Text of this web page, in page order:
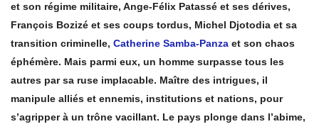
et son régime militaire, Ange-Félix Patassé et ses dérives,
François Bozizé et ses coups tordus, Michel Djotodia et sa
transition criminelle, Catherine Samba-Panza et son chaos
éphémère. Mais parmi eux, un homme surpasse tous les
autres par sa ruse implacable. Maître des intrigues, il
manipule alliés et ennemis, institutions et nations, pour
s’agripper à un trône vacillant. Le pays plonge dans l’abime,